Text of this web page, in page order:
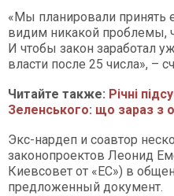
«Мы планировали
видим никакой проблемы,
И чтобы закон заработал
власти после 25 числа», –
Читайте также: Річні
Зеленського: що зараз з
Экс-нардеп и соавтор
законопроектов Леонид
Киевсовет от «ЕС») в
предложенный документ.